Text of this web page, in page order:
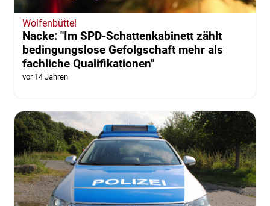
Wolfenbüttel
Nacke: "Im SPD-Schattenkabinett zählt
bedingungslose Gefolgschaft mehr als
fachliche Qualifikationen"
vor 14 Jahren